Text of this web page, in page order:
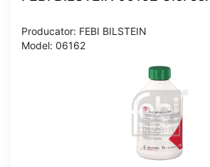
Producator: FEBI BILSTEIN
Model: 06162